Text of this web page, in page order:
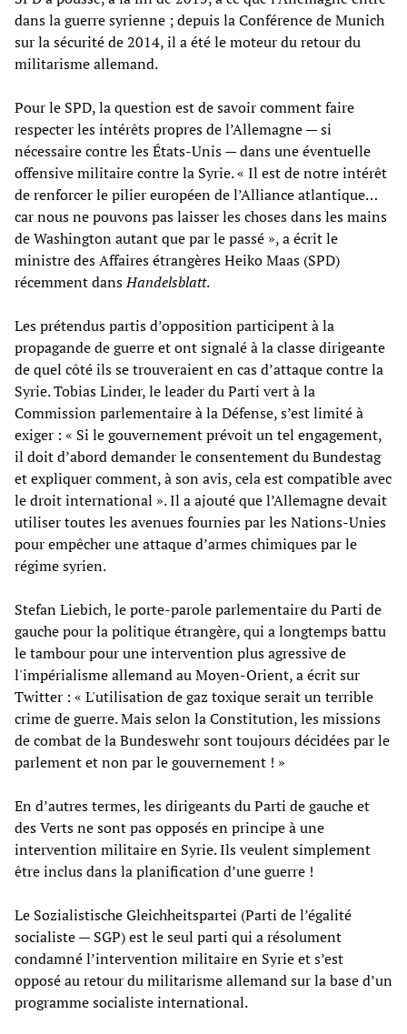
dans la guerre syrienne ; depuis la Conférence de Munich
sur la sécurité de 2014, il a été le moteur du retour du
militarisme allemand.
Pour le SPD, la question est de savoir comment faire
respecter les intérêts propres de l’Allemagne — si
nécessaire contre les États-Unis — dans une éventuelle
offensive militaire contre la Syrie. « Il est de notre intérêt
de renforcer le pilier européen de l’Alliance atlantique…
car nous ne pouvons pas laisser les choses dans les mains
de Washington autant que par le passé », a écrit le
ministre des Affaires étrangères Heiko Maas (SPD)
récemment dansHandelsblatt.
Les prétendus partis d’opposition participent à la
propagande de guerre et ont signalé à la classe dirigeante
de quel côté ils se trouveraient en cas d’attaque contre la
Syrie. Tobias Linder, le leader du Parti vert à la
Commission parlementaire à la Défense, s’est limité à
exiger : « Si le gouvernement prévoit un tel engagement,
il doit d’abord demander le consentement du Bundestag
et expliquer comment, à son avis, cela est compatible avec
le droit international ». Il a ajouté que l’Allemagne devait
utiliser toutes les avenues fournies par les Nations-Unies
pour empêcher une attaque d’armes chimiques par le
régime syrien.
Stefan Liebich, le porte-parole parlementaire du Parti de
gauche pour la politique étrangère, qui a longtemps battu
le tambour pour une intervention plus agressive de
l'impérialisme allemand au Moyen-Orient, a écrit sur
Twitter : « L'utilisation de gaz toxique serait un terrible
crime de guerre. Mais selon la Constitution, les missions
de combat de la Bundeswehr sont toujours décidées par le
parlement et non par le gouvernement ! »
En d’autres termes, les dirigeants du Parti de gauche et
des Verts ne sont pas opposés en principe à une
intervention militaire en Syrie. Ils veulent simplement
être inclus dans la planification d’une guerre !
Le Sozialistische Gleichheitspartei (Parti de l’égalité
socialiste — SGP) est le seul parti qui a résolument
condamné l’intervention militaire en Syrie et s’est
opposé au retour du militarisme allemand sur la base d’un
programme socialiste international.